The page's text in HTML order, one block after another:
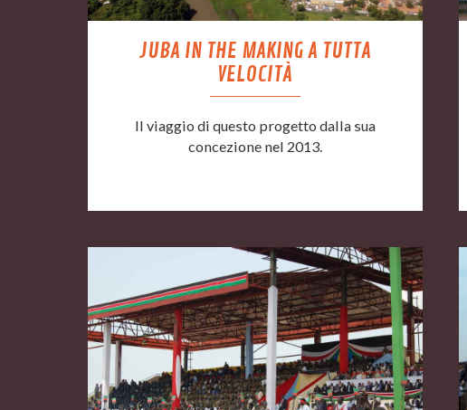
JUBA IN THE MAKING A TUTTA
VELOCITÀ
Il viaggio di questo progetto dalla sua
concezione nel 2013.